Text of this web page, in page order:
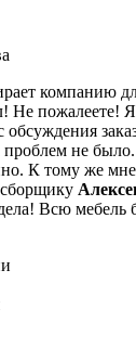
компанию
Не пожалеете!
не
К тому же
Всю мебель